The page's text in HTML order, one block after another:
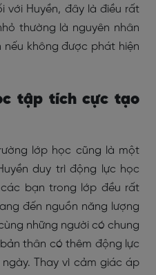
với Huyền, đây là điều rất
thường là nguyên nhân
nếu không được phát hiện
tập tích cực tạo
lớp học cũng là một
duy trì động lực học
bạn trong lớp đều rất
đến nguồn năng lượng
những người có chung
thân có thêm động lực
Thay vì cảm giác áp